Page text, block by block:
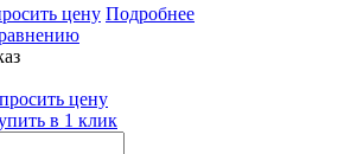
цену Подробнее
цену
в 1 клик